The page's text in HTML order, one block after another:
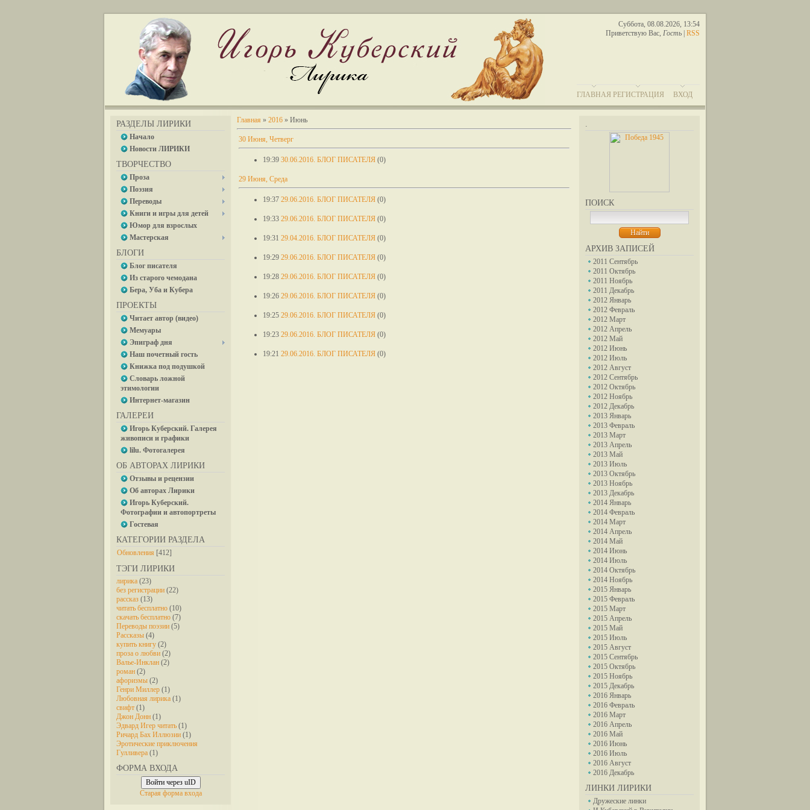
Суббота, 08.08.2026, 13:54
Приветствую Вас, Гость RSS
ГЛАВНАЯ РЕГИСТРАЦИЯ ВХОД
РАЗДЕЛЫ ЛИРИКИ
Начало
Новости ЛИРИКИ
ТВОРЧЕСТВО
Проза
Поэзия
Переводы
Книги и игры для детей
Юмор для взрослых
Мастерская
БЛОГИ
Блог писателя
Из старого чемодана
Бера, Уба и Кубера
ПРОЕКТЫ
Читает автор (видео)
Мемуары
Эпиграф дня
Наш почетный гость
Книжка под подушкой
Словарь ложной
этимологии
Интернет-магазин
ГАЛЕРЕИ
Игорь Куберский. Галерея
живописи и графики
lilu. Фотогалерея
ОБ АВТОРАХ ЛИРИКИ
Отзывы и рецензии
Об авторах Лирики
Игорь Куберский.
Фотографии и автопортреты
Гостевая
КАТЕГОРИИ РАЗДЕЛА
Обновления [412]
ТЭГИ ЛИРИКИ
лирика (23)
без регистрации (22)
рассказ (13)
читать бесплатно (10)
скачать бесплатно (7)
Переводы поэзии (5)
Рассказы (4)
купить книгу (2)
проза о любви (2)
Валье-Инклан (2)
роман (2)
афоризмы (2)
Генри Миллер (1)
Любовная лирика (1)
свифт (1)
Джон Донн (1)
Эдвард Игер читать (1)
Ричард Бах Иллюзии (1)
Эротические приключения
Гулливера (1)
ФОРМА ВХОДА
Войти через uID
Старая форма входа
.
ПОИСК
АРХИВ ЗАПИСЕЙ
2011 Сентябрь
2011 Октябрь
2011 Ноябрь
2011 Декабрь
2012 Январь
2012 Февраль
2012 Март
2012 Апрель
2012 Май
2012 Июнь
2012 Июль
2012 Август
2012 Сентябрь
2012 Октябрь
2012 Ноябрь
2012 Декабрь
2013 Январь
2013 Февраль
2013 Март
2013 Апрель
2013 Май
2013 Июль
2013 Октябрь
2013 Ноябрь
2013 Декабрь
2014 Январь
2014 Февраль
2014 Март
2014 Апрель
2014 Май
2014 Июнь
2014 Июль
2014 Октябрь
2014 Ноябрь
2015 Январь
2015 Февраль
2015 Март
2015 Апрель
2015 Май
2015 Июль
2015 Август
2015 Сентябрь
2015 Октябрь
2015 Ноябрь
2015 Декабрь
2016 Январь
2016 Февраль
2016 Март
2016 Апрель
2016 Май
2016 Июнь
2016 Июль
2016 Август
2016 Декабрь
ЛИНКИ ЛИРИКИ
Дружеские линки
Главная » 2016 » Июнь
30 Июня, Четверг
19:39 30.06.2016. БЛОГ ПИСАТЕЛЯ (0)
29 Июня, Среда
19:37 29.06.2016. БЛОГ ПИСАТЕЛЯ (0)
19:33 29.06.2016. БЛОГ ПИСАТЕЛЯ (0)
19:31 29.04.2016. БЛОГ ПИСАТЕЛЯ (0)
19:29 29.06.2016. БЛОГ ПИСАТЕЛЯ (0)
19:28 29.06.2016. БЛОГ ПИСАТЕЛЯ (0)
19:26 29.06.2016. БЛОГ ПИСАТЕЛЯ (0)
19:25 29.06.2016. БЛОГ ПИСАТЕЛЯ (0)
19:23 29.06.2016. БЛОГ ПИСАТЕЛЯ (0)
19:21 29.06.2016. БЛОГ ПИСАТЕЛЯ (0)